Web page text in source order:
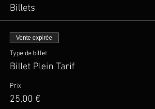
Billets
Vente expirée
Type de billet
Billet Plein Tarif
Prix
25,00 €